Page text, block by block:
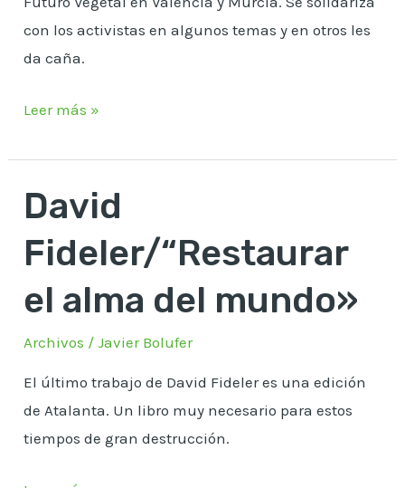
con los activistas en algunos temas y en otros les
da caña.
Leer más »
David
Fideler/“Restaurar
el alma del mundo»
Archivos /Javier Bolufer
El último trabajo de David Fideler es una edición
de Atalanta. Un libro muy necesario para estos
tiempos de gran destrucción.
David
Fideler/“Restaurar
el
del
mundo»